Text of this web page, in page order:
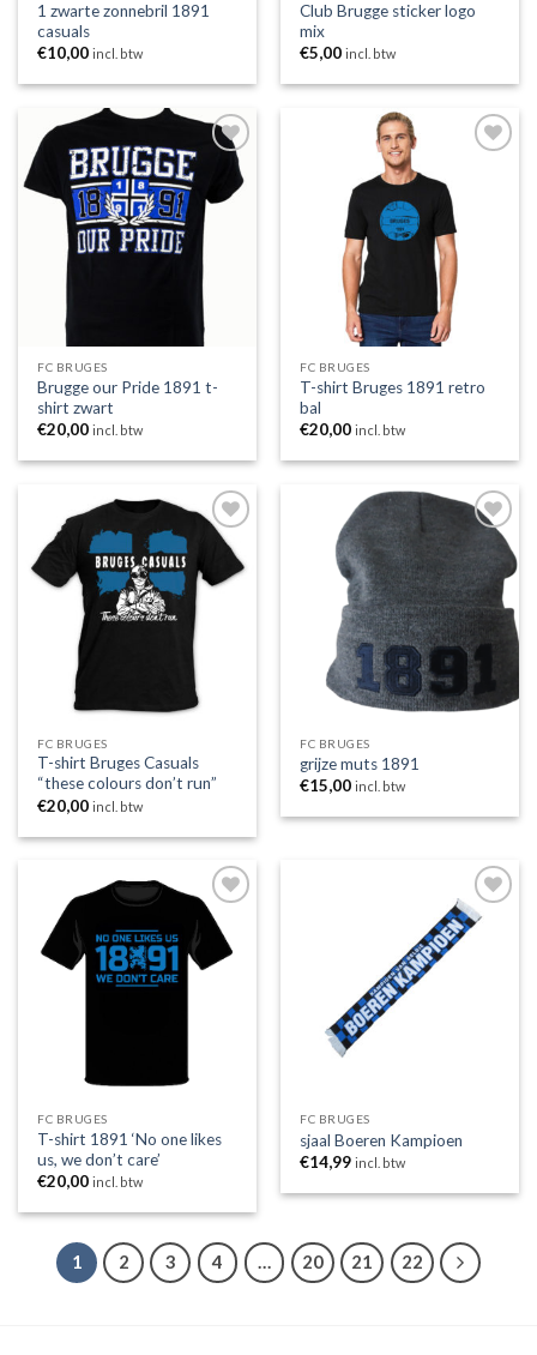
1 zwarte zonnebril 1891
casuals
€10,00 incl. btw
Club Brugge sticker logo
mix
€5,00 incl. btw
Toevoegen
wenslijst
FC BRUGES
Brugge our Pride 1891 t-
shirt zwart
€20,00 incl. btw
wenslijst
FC BRUGES
T-shirt Bruges 1891 retro
bal
€20,00 incl. btw
Toevoegen
wenslijst
FC BRUGES
T-shirt Bruges Casuals
“these colours don’t run”
€20,00 incl. btw
Toevoegen
wenslijst
FC BRUGES
grijze muts 1891
€15,00 incl. btw
Toevoegen
aan
wenslijst
FC BRUGES
T-shirt 1891 ‘No one likes
us, we don’t care’
€20,00 incl. btw
Toevoegen
aan
wenslijst
FC BRUGES
sjaal Boeren Kampioen
€14,99 incl. btw
1 2 3 4 … 20 21 22